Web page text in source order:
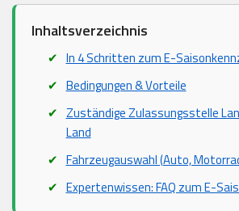
Inhaltsverzeichnis
In 4 Schritten zum E-
Bedingungen & Vorteile
Zuständige Zulassungsstelle
Land
Fahrzeugauswahl (Auto,
Expertenwissen: FAQ zum E-